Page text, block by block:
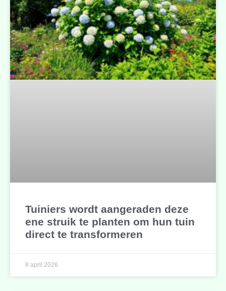
Tuiniers wordt aangeraden deze
ene struik te planten om hun tuin
direct te transformeren
8 april 2026